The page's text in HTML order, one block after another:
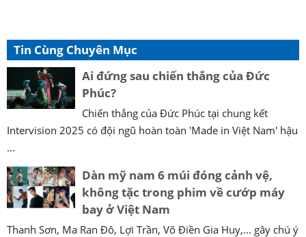
Tin Cùng Chuyên Mục
Ai đứng sau chiến thắng của Đức
Phúc?
Chiến thắng của Đức Phúc tại chung kết
Intervision 2025 có đội ngũ hoàn toàn 'Made in Việt Nam' hậu
...
Dàn mỹ nam 6 múi đóng cảnh vệ,
không tặc trong phim về cướp máy
bay ở Việt Nam
Thanh Sơn, Ma Ran Đô, Lợi Trần, Võ Điền Gia Huy,... gây chú ý